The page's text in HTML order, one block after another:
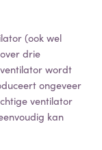
(ook wel
drie
ventilator wordt
ongeveer
ventilator
kan